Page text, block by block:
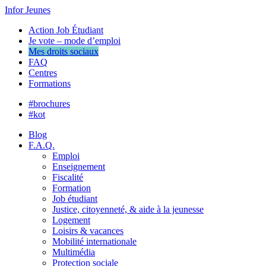
Infor Jeunes
Action Job Étudiant
Je vote – mode d’emploi
Mes droits sociaux
FAQ
Centres
Formations
#brochures
#kot
Blog
F.A.Q.
Emploi
Enseignement
Fiscalité
Formation
Job étudiant
Justice, citoyenneté, & aide à la jeunesse
Logement
Loisirs & vacances
Mobilité internationale
Multimédia
Protection sociale